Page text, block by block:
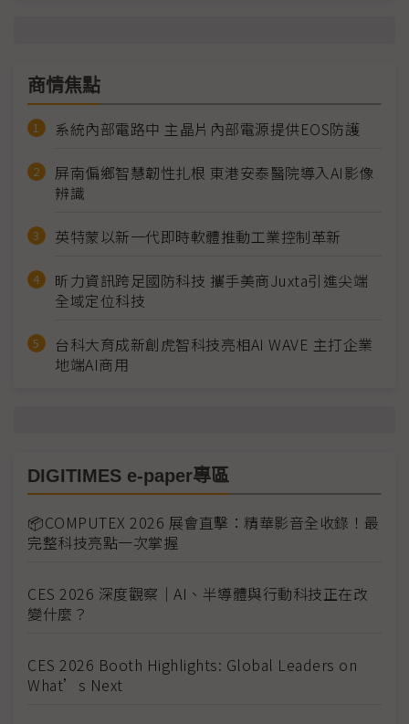
商情焦點
系統內部電路中 主晶片內部電源提供EOS防護
屏南偏鄉智慧韌性扎根 東港安泰醫院導入AI影像
辨識
英特蒙以新一代即時軟體推動工業控制革新
昕力資訊跨足國防科技 攜手美商Juxta引進尖端
全域定位科技
台科大育成新創虎智科技亮相AI WAVE 主打企業
地端AI商用
DIGITIMES e-paper專區
📦COMPUTEX 2026 展會直擊：精華影音全收錄！最
完整科技亮點一次掌握
CES 2026 深度觀察｜AI、半導體與行動科技正在改
變什麼？
CES 2026 Booth Highlights: Global Leaders on
What’s Next